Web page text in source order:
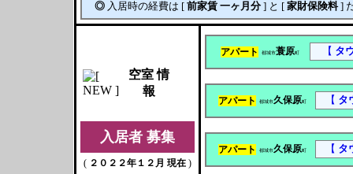
◎ 入居時の経費は [ 前家賃 一ヶ月分] と [ 家財保険料]
空室 情
報
入居者 募集
( ２０２２年１２月 現在 )
アパート 都城市蓑原町 【 タ
アパート 都城市久保原町 【 タ
アパート 都城市久保原町 【 タ